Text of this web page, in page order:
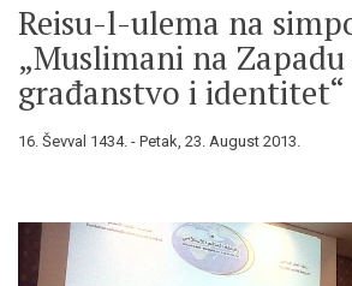
Reisu-l-ulema na
„Muslimani na Zapadu
građanstvo i identitet“
16. Ševval 1434. - Petak, 23. August 2013.